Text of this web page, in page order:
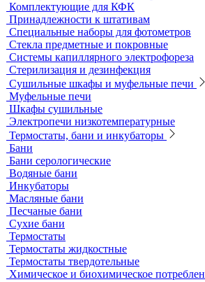
Оборудование для перемешивания
Общелабораторное оборудование
Продукция компании IKA Werke
Расходные материалы
Ареометры
Калибровочные расстворы и реагенты
Комплектующие для КФК
Принадлежности к штативам
Специальные наборы для фотометров
Стекла предметные и покровные
Системы капиллярного электрофореза
Стерилизация и дезинфекция
Сушильные шкафы и муфельные печи
Муфельные печи
Шкафы сушильные
Электропечи низкотемпературные